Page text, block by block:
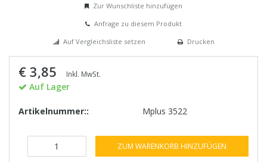
Zur Wunschliste hinzufügen
Anfrage zu diesem Produkt
Auf Vergleichsliste setzen
Drucken
€ 3,85 Inkl. MwSt.
Auf Lager
Artikelnummer:: Mplus 3522
ZUM WARENKORB HINZUFÜGEN